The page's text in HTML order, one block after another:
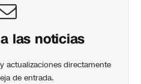
las noticias
actualizaciones directamente
de entrada.